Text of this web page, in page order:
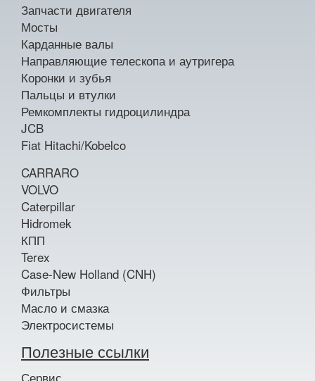
Запчасти двигателя
Мосты
Карданные валы
Направляющие телескопа и аутригера
Коронки и зубья
Пальцы и втулки
Ремкомплекты гидроцилиндра
JCB
Fiat Hitachi/Kobelco
CARRARO
VOLVO
Caterpillar
Hidromek
КПП
Terex
Case-New Holland (CNH)
Фильтры
Масло и смазка
Электросистемы
Полезные ссылки
Сервис